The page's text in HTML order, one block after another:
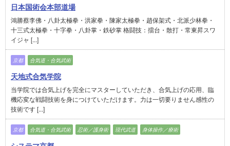
日本国術会本部道場
鴻勝蔡李佛・八卦太極拳・洪家拳・陳家太極拳・趙保架式・北派少林拳・
十三式太極拳・十字拳・八卦掌・鉄砂掌 格闘技：擂台・散打・常東昇スワ
イジャ [...]
京都 合気道・合気武術
天地式合気学院
当学院では合気上げを完全にマスターしていただき、合気上げの応用、臨
機応変な戦闘技術を身につけていただけます。力は一切要りません感性の
技術です [...]
京都 合気道・合気武術 忍術／護身術 現代武道 身体操作／療術